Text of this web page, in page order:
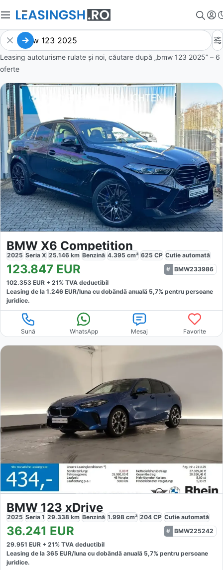
Leasing autoturisme rulate și noi, căutare după „bmw 123 2025” – 6
oferte
BMW X6 Competition
2025 Seria X 25.146 km Benzină 4.395 cm³ 625 CP Cutie automată
123.847 EUR
BMW233986
102.353 EUR + 21% TVA deductibil
Leasing de la 1.246 EUR/luna cu dobăndă anuală 5,7% pentru persoane
juridice.
Sună WhatsApp Mesaj Favorite
BMW 123 xDrive
2025 Seria 1 29.338 km Benzină 1.998 cm³ 204 CP Cutie automată
36.241 EUR
BMW225242
29.951 EUR + 21% TVA deductibil
Leasing de la 365 EUR/luna cu dobăndă anuală 5,7% pentru persoane
juridice.